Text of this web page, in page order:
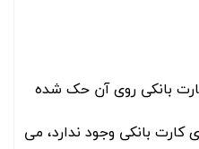
بانکی روی آن حک شده
بانکی وجود ندارد، می